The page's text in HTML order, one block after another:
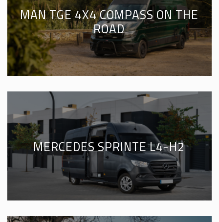
MAN TGE 4X4 COMPASS ON THE
ROAD
MERCEDES SPRINTE L4-H2